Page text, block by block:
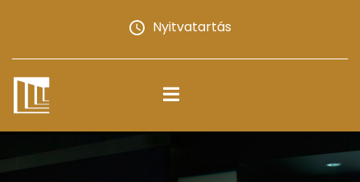
Nyitvatartás